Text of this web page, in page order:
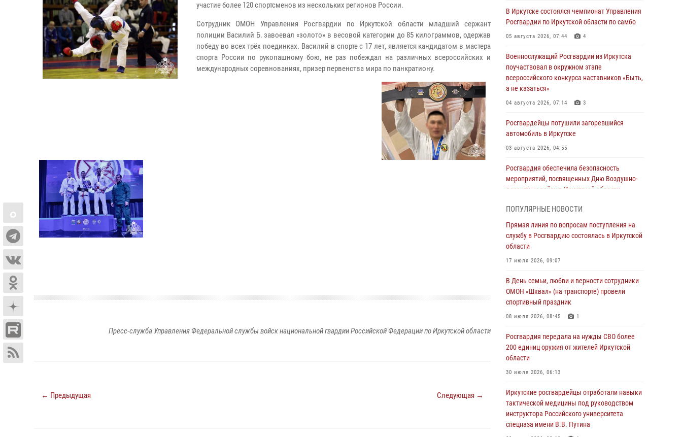
участие более 120 спортсменов из нескольких регионов России.
Сотрудник ОМОН Управления Росгвардии по Иркутской области младший сержант
полиции Василий Б. завоевал «золото» в весовой категории до 85 килограммов, одержав
победу во всех трёх поединках. Василий в спорте с 17 лет, является кандидатом в мастера
спорта России по рукопашному бою, не раз побеждал на различных всероссийских и
международных соревнованиях, призер первенства мира по панкратиону.
Пресс-служба Управления Федеральной службы войск национальной гвардии Российской Федерации по Иркутской области
← Предыдущая Следующая →
В Иркутске состоялся чемпионат Управления
Росгвардии по Иркутской области по самбо
05 августа 2026, 07:44 4
Военнослужащий Росгвардии из Иркутска
поучаствовал в окружном этапе
всероссийского конкурса наставников «Быть,
а не казаться»
04 августа 2026, 07:14 3
Росгвардейцы потушили загоревшийся
автомобиль в Иркутске
03 августа 2026, 04:55
Росгвардия обеспечила безопасность
мероприятий, посвященных Дню Воздушно-
десантных войск в Иркутской области
Росгвардейцы из Братска присоединились к
донорской акции «От сердца к сердцу»
(видео)
31 июля 2026, 04:37
Сотрудники Росгвардии нашли и вернули
родственникам пропавшую пожилую
женщину в Иркутске
30 июля 2026, 07:37
Росгвардия передала на нужды СВО более
200 единиц оружия от жителей Иркутской
области
30 июля 2026, 06:13
При силовой поддержке СОБР Росгвардии в
Иркутской области провели рейды по
соблюдению миграционного
законодательства
ПОПУЛЯРНЫЕ НОВОСТИ
Прямая линия по вопросам поступления на
службу в Росгвардию состоялась в Иркутской
области
17 июля 2026, 09:07
В День семьи, любви и верности сотрудники
ОМОН «Шквал» (на транспорте) провели
спортивный праздник
08 июля 2026, 08:45 1
Росгвардия передала на нужды СВО более
200 единиц оружия от жителей Иркутской
области
30 июля 2026, 06:13
Иркутские росгвардейцы отработали навыки
тактической медицины под руководством
инструктора Российского университета
спецназа имени В.В. Путина